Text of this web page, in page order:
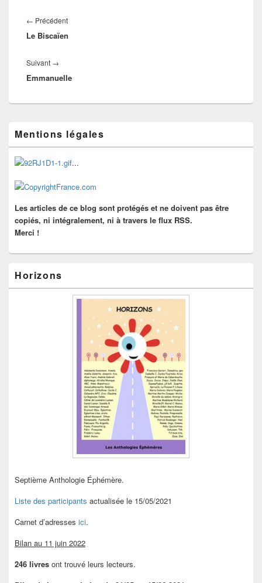
de
l’article
← PrécédentArticle
précédent :
Le Biscaïen
Suivant →
suivant :
Emmanuelle
principale
de
widget
pour
barre
Mentions légales
...
Les articles de ce blog sont protégés et ne doivent pas être
copiés, ni intégralement, ni à travers le flux RSS.
Merci !
Horizons
Septième Anthologie Éphémère.
Liste des participants actualisée le 15/05/2021
Carnet d’adresses ici.
Bilan au 11 juin 2022
246 livres ont trouvé leurs lecteurs.